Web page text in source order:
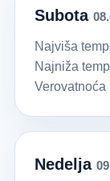
Subota
Najviša
Najniža
Verovatnoća
Nedelja